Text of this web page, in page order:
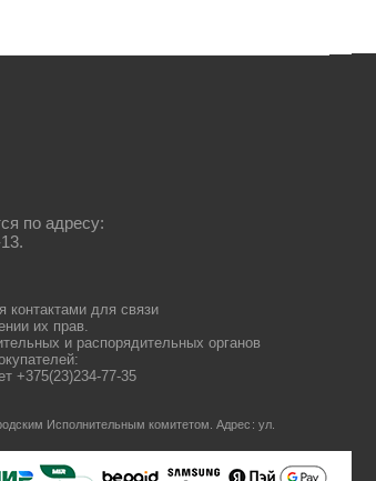
по адресу:
контактами для связи
их прав.
и распорядительных органов
+375(23)234-77-35
Исполнительным комитетом.Адрес: ул.